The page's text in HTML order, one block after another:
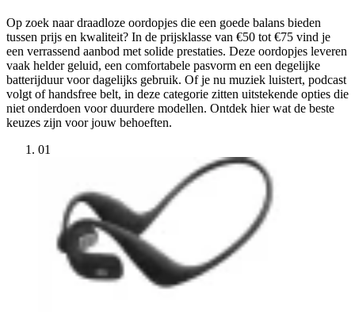
Op zoek naar draadloze oordopjes die een goede balans bieden
tussen prijs en kwaliteit? In de prijsklasse van €50 tot €75 vind je
een verrassend aanbod met solide prestaties. Deze oordopjes leveren
vaak helder geluid, een comfortabele pasvorm en een degelijke
batterijduur voor dagelijks gebruik. Of je nu muziek luistert, podcast
volgt of handsfree belt, in deze categorie zitten uitstekende opties die
niet onderdoen voor duurdere modellen. Ontdek hier wat de beste
keuzes zijn voor jouw behoeften.
01